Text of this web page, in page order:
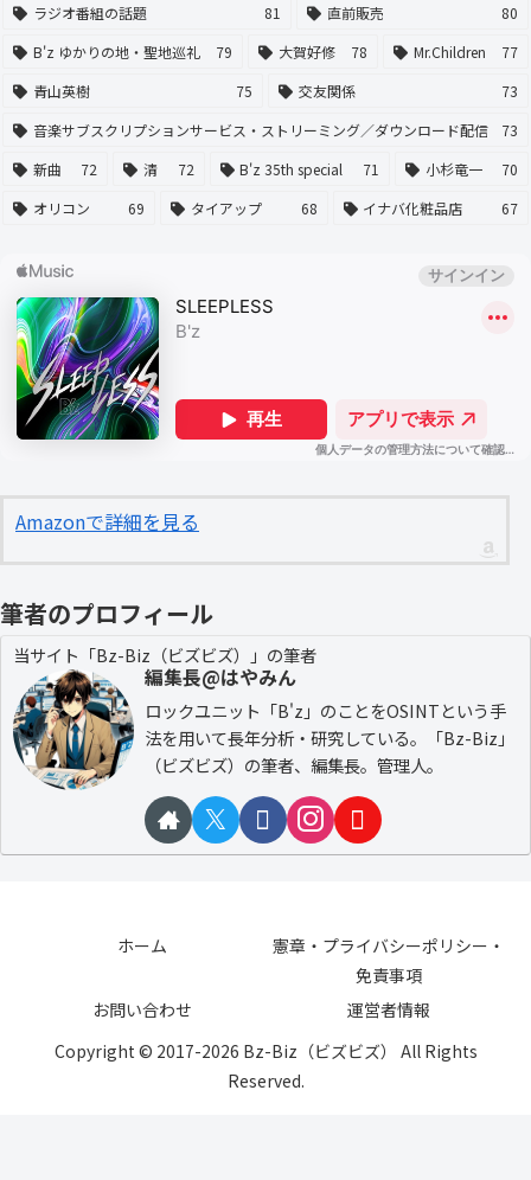
ラジオ番組の話題
81 直前販売
80
B'z ゆかりの地・聖地巡礼
79 大賀好修 78 Mr.Children
77
青山英樹
75 交友関係
73
音楽サブスクリプションサービス・ストリーミング／ダウンロード配信
73
新曲
72 清 72 B'z 35th special 71 小杉竜一
70
オリコン
69 タイアップ 68 イナバ化粧品店 67
Amazonで詳細を見る
筆者のプロフィール
当サイト「Bz-Biz（ビズビズ）」の筆者
編集長@はやみん
ロックユニット「B'z」のことをOSINTという手
法を用いて長年分析・研究している。「Bz-Biz」
（ビズビズ）の筆者、編集長。管理人。
ホーム
憲章・プライバシーポリシー・
免責事項
お問い合わせ
運営者情報
Copyright © 2017-2026 Bz-Biz（ビズビズ） All Rights
Reserved.